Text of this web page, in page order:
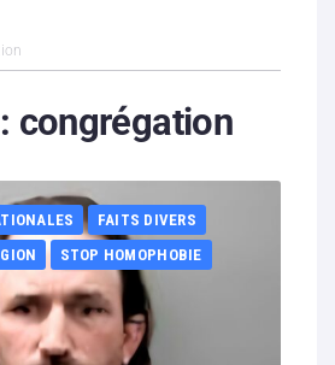
congrégation
FAITS DIVERS
STOP HOMOPHOBIE